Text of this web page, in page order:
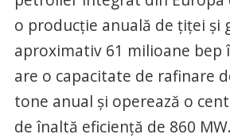
o producție anuală de ţiţei şi
aproximativ 61 milioane bep
are o capacitate de rafinare
tone anual şi operează o
de înaltă eficienţă de 860